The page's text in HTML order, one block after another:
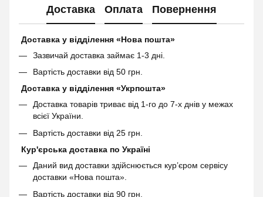
Доставка Оплата Повернення
Доставка у відділення «Нова пошта»
Зазвичай доставка займає 1-3 дні.
Вартість доставки від 50 грн.
Доставка у відділення «Укрпошта»
Доставка товарів триває від 1-го до 7-х днів у межах
всієї України.
Вартість доставки від 25 грн.
Кур'єрська доставка по Україні
Даний вид доставки здійснюється кур’єром сервісу
доставки «Нова пошта».
Вартість доставки від 90 грн.